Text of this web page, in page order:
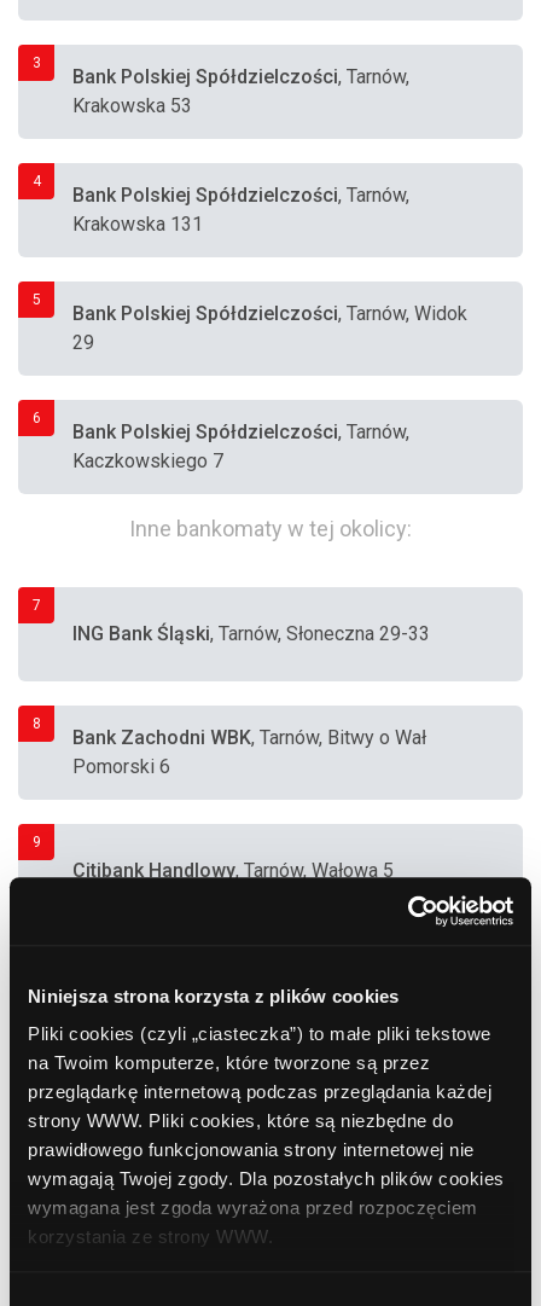
Niniejsza strona korzysta z plików cookies
Pliki cookies (czyli „ciasteczka”) to małe pliki tekstowe
na Twoim komputerze, które tworzone są przez
przeglądarkę internetową podczas przeglądania każdej
strony WWW. Pliki cookies, które są niezbędne do
prawidłowego funkcjonowania strony internetowej nie
wymagają Twojej zgody. Dla pozostałych plików cookies
wymagana jest zgoda wyrażona przed rozpoczęciem
korzystania ze strony WWW.
3
Bank Polskiej Spółdzielczości, Tarnów,
Krakowska 53
4
Bank Polskiej Spółdzielczości, Tarnów,
Krakowska 131
5
Bank Polskiej Spółdzielczości, Tarnów, Widok
29
6
Bank Polskiej Spółdzielczości, Tarnów,
Kaczkowskiego 7
Inne bankomaty w tej okolicy:
7
ING Bank Śląski, Tarnów, Słoneczna 29-33
8
Bank Zachodni WBK, Tarnów, Bitwy o Wał
Pomorski 6
9
Citibank Handlowy, Tarnów, Wałowa 5
Bank Zachodni WBK , Tarnów, Mościckiego 25
Polbank EFG , Tarnów, Wałowa 21
ING Bank Śląski , Tarnów, Słowackiego 33-37